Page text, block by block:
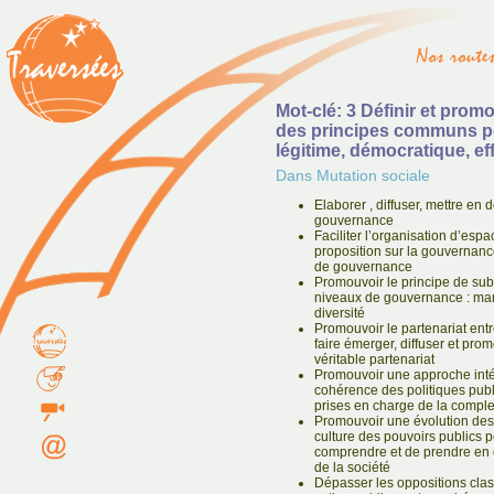
Mot-clé: 3 Définir et
des principes communs
légitime, démocratique,
Dans Mutation sociale
Elaborer , diffuser, mettre en
gouvernance
Faciliter l’organisation
proposition sur la
de gouvernance
Promouvoir le principe de
niveaux de gouvernance :
diversité
Promouvoir le partenariat
faire émerger, diffuser et
véritable partenariat
Promouvoir une approche
cohérence des politiques
prises en charge de la
Promouvoir une évolution
culture des pouvoirs publics
comprendre et de prendre
de la société
Dépasser les oppositions